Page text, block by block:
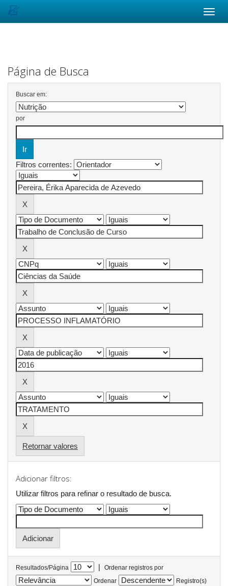
Página de Busca
Buscar em:
por
Filtros correntes:
Retornar valores
Adicionar filtros:
Utilizar filtros para refinar o resultado de busca.
Resultados/Página |
Ordenar registros por
Ordenar
Registro(s)